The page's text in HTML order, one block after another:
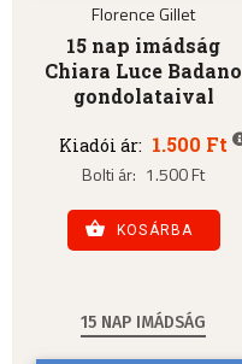
Florence Gillet
15 nap imádság
Chiara Luce Badano
gondolataival
Kiadói ár: 1.500 Ft
Bolti ár: 1.500 Ft
KOSÁRBA
15 NAP IMÁDSÁG